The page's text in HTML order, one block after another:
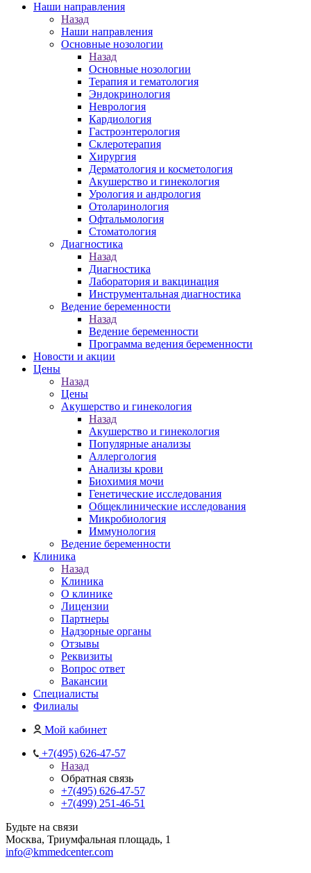
Наши направления
Назад
Наши направления
Основные нозологии
Назад
Основные нозологии
Терапия и гематология
Эндокринология
Неврология
Кардиология
Гастроэнтерология
Склеротерапия
Хирургия
Дерматология и косметология
Акушерство и гинекология
Урология и андрология
Отоларинология
Офтальмология
Стоматология
Диагностика
Назад
Диагностика
Лаборатория и вакцинация
Инструментальная диагностика
Ведение беременности
Назад
Ведение беременности
Программа ведения беременности
Новости и акции
Цены
Назад
Цены
Акушерство и гинекология
Назад
Акушерство и гинекология
Популярные анализы
Аллергология
Анализы крови
Биохимия мочи
Генетические исследования
Общеклинические исследования
Микробиология
Иммунология
Ведение беременности
Клиника
Назад
Клиника
О клинике
Лицензии
Партнеры
Надзорные органы
Отзывы
Реквизиты
Вопрос ответ
Вакансии
Специалисты
Филиалы
Мой кабинет
+7(495) 626-47-57
Назад
Обратная связь
+7(495) 626-47-57
+7(499) 251-46-51
Будьте на связи
Москва, Триумфальная площадь, 1
info@kmmedcenter.com